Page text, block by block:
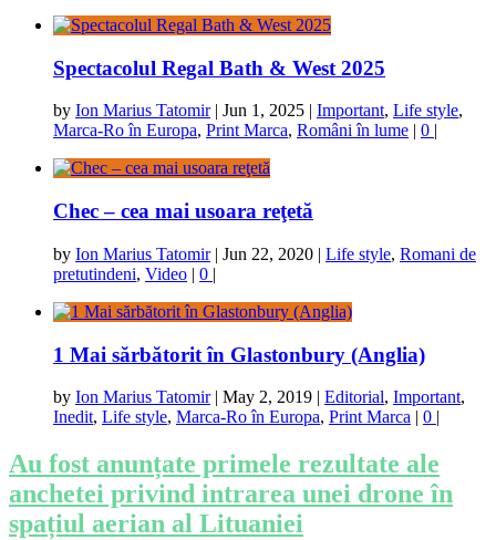
Spectacolul Regal Bath & West 2025
by Ion Marius Tatomir| Jun 1, 2025 | Important, Life style,
Marca-Ro în Europa, Print Marca, Români în lume | 0 |
Chec – cea mai usoara reţetă
by Ion Marius Tatomir| Jun 22, 2020 | Life style, Romani de
pretutindeni, Video | 0 |
1 Mai sărbătorit în Glastonbury (Anglia)
by Ion Marius Tatomir| May 2, 2019 | Editorial, Important,
Inedit, Life style, Marca-Ro în Europa, Print Marca | 0 |
Au fost anunțate primele rezultate ale
anchetei privind intrarea unei drone în
spațiul aerian al Lituaniei